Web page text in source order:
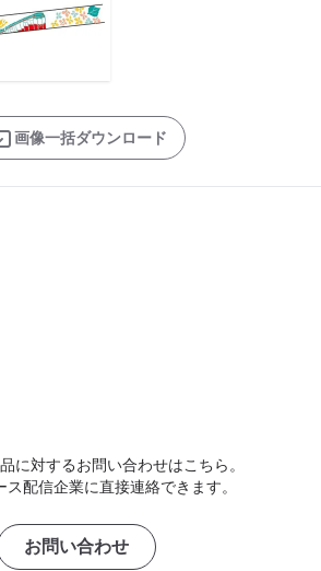
画像一括ダウンロード
に対するお問い合わせはこちら。
ス配信企業に直接連絡できます。
お問い合わせ